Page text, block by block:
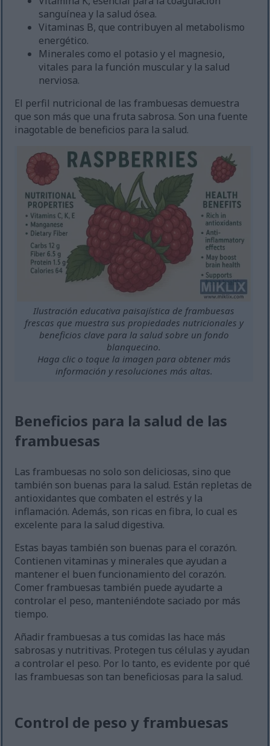
sanguínea y la salud ósea.
Vitaminas B, que contribuyen al metabolismo
energético.
Minerales como el potasio y el magnesio,
vitales para la función muscular y la salud
nerviosa.
El perfil nutricional de las frambuesas demuestra
que son más que una fruta sabrosa. Son una fuente
inagotable de beneficios para la salud.
Ilustración educativa paisajística de frambuesas
frescas que muestra sus propiedades nutricionales y
beneficios clave para la salud sobre un fondo
blanquecino.
Haga clic o toque la imagen para obtener más
información y resoluciones más altas.
Beneficios para la salud de las
frambuesas
Las frambuesas no solo son deliciosas, sino que
también son buenas para la salud. Están repletas de
antioxidantes que combaten el estrés y la
inflamación. Además, son ricas en fibra, lo cual es
excelente para la salud digestiva.
Estas bayas también son buenas para el corazón.
Contienen vitaminas y minerales que ayudan a
mantener el buen funcionamiento del corazón.
Comer frambuesas también puede ayudarte a
controlar el peso, manteniéndote saciado por más
tiempo.
Añadir frambuesas a tus comidas las hace más
sabrosas y nutritivas. Protegen tus células y ayudan
a controlar el peso. Por lo tanto, es evidente por qué
las frambuesas son tan beneficiosas para la salud.
Control de peso y frambuesas